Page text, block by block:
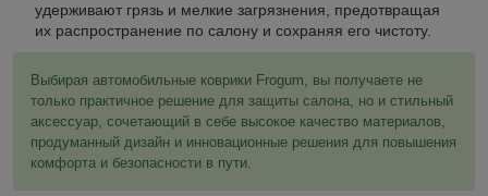
удерживают грязь и мелкие загрязнения, предотвращая
их распространение по салону и сохраняя его чистоту.
Выбирая автомобильные коврики Frogum, вы получаете не
только практичное решение для защиты салона, но и стильный
аксессуар, сочетающий в себе высокое качество материалов,
продуманный дизайн и инновационные решения для повышения
комфорта и безопасности в пути.